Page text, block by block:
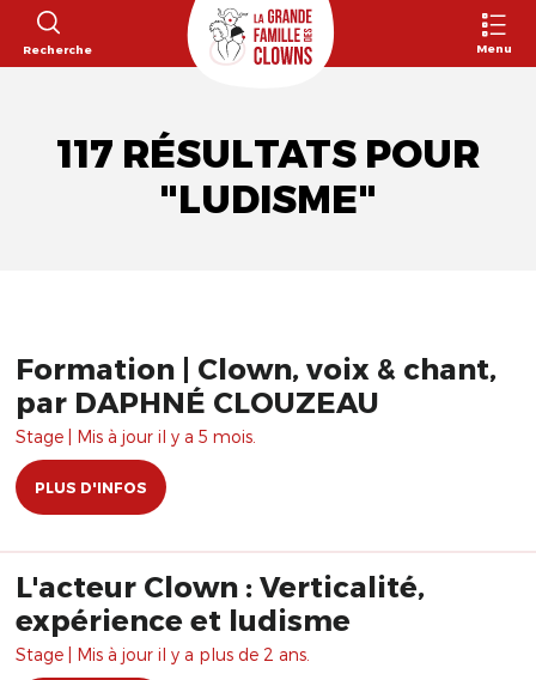
Recherche Menu
117 RÉSULTATS POUR
"LUDISME"
Formation | Clown, voix & chant,
par DAPHNÉ CLOUZEAU
Stage | Mis à jour il y a 5 mois.
PLUS D'INFOS
L'acteur Clown : Verticalité,
expérience et ludisme
Stage | Mis à jour il y a plus de 2 ans.